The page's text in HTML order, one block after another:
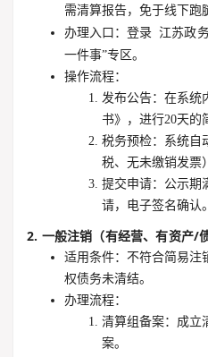
需清算报告，免于线下跑
办理入口 ：登录 江苏政
一件事”专区。
操作流程：
发布公告：在系统
书》，进行20天的
税务预检：系统自
税、无未缴销发票
提交申请：公示期
请，电子签名确认。
2. 一般注销（有经营、有资产/债
适用条件：不符合简易注
权债务未清结。
办理流程：
清算组备案：成立
案。